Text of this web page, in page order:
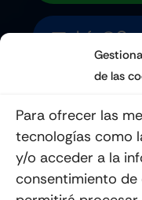
de las
Para ofrecer las
tecnologías como
y/o acceder a la
consentimiento de